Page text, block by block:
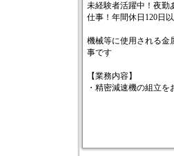
未経験者活躍中！夜勤
仕事！年間休日120日
機械等に使用される金
事です
【業務内容】
・精密減速機の組立を